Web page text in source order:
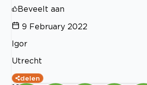
Beveelt aan
9 February 2022
Igor
Utrecht
delen